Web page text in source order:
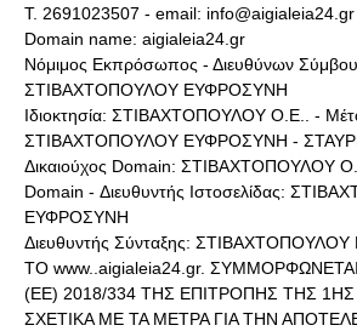
Τ. 2691023507 - email: info@aigialeia24.gr
Domain name: aigialeia24.gr
Νόμιμος Εκπρόσωπος - Διευθύνων
ΣΤΙΒΑΧΤΟΠΟΥΛΟΥ ΕΥΦΡΟΣΥΝΗ
Ιδιοκτησία: ΣΤΙΒΑΧΤΟΠΟΥΛΟΥ Ο.Ε.. -
ΣΤΙΒΑΧΤΟΠΟΥΛΟΥ ΕΥΦΡΟΣΥΝΗ -
Δικαιούχος Domain: ΣΤΙΒΑΧΤΟΠΟΥΛΟΥ
Domain - Διευθυντής Ιστοσελίδας:
ΕΥΦΡΟΣΥΝΗ
Διευθυντής Σύνταξης: ΣΤΙΒΑΧΤΟΠΟΥΛΟΥ
ΤΟ www..aigialeia24.gr.
(ΕΕ) 2018/334 ΤΗΣ ΕΠΙΤΡΟΠΗΣ ΤΗΣ
ΣΧΕΤΙΚΑ ΜΕ ΤΑ ΜΕΤΡΑ ΓΙΑ ΤΗΝ